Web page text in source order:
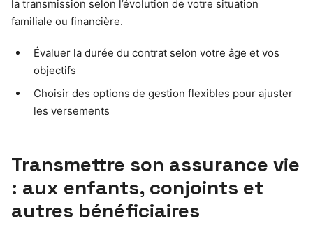
la transmission selon l’évolution de votre situation
familiale ou financière.
Évaluer la durée du contrat selon votre âge et vos
objectifs
Choisir des options de gestion flexibles pour ajuster
les versements
Transmettre son assurance vie
: aux enfants, conjoints et
autres bénéficiaires